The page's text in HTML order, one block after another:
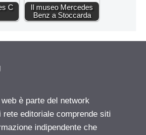
C
Il museo Mercedes
Benz a Stoccarda
è parte del network
rete editoriale comprende siti
indipendente che